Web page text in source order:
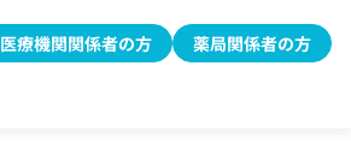
医療機関関係者の方 薬局関係者の方